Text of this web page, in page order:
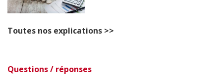
Toutes nos explications >>
Questions / réponses